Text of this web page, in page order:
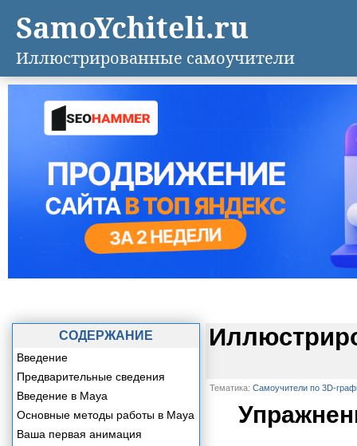
Тематика: Самоучители по 3D-
СОДЕРЖАНИЕ
Введение
Предварительные сведения
Введение в Maya
Основные методы работы в Maya
Ваша первая анимация
SamoYchiteli.ru
Иллюстрированные самоучители